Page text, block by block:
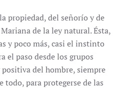
propiedad, del señorío y de
de la ley natural. Ésta,
y poco más, casi el instinto
el paso desde los grupos
del hombre, siempre
todo, para protegerse de las